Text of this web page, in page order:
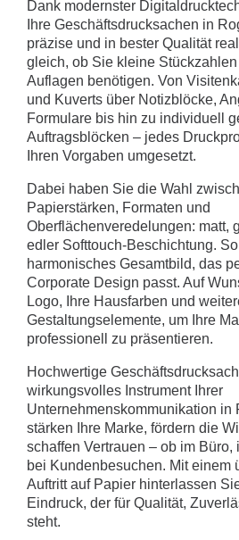
Dank modernster
Ihre Geschäftsdrucksachen in
präzise und in bester Qualität
gleich, ob Sie kleine
Auflagen benötigen. Von
und Kuverts über Notizblöcke,
Formulare bis hin zu individuell
Auftragsblöcken – jedes
Ihren Vorgaben umgesetzt.
Dabei haben Sie die Wahl
Papierstärken, Formaten und
Oberflächenveredelungen: matt,
edler Softtouch-Beschichtung.
harmonisches Gesamtbild, das
Corporate Design passt. Auf
Logo, Ihre Hausfarben und
Gestaltungselemente, um Ihre
professionell zu präsentieren.
Hochwertige
wirkungsvolles Instrument Ihrer
Unternehmenskommunikation in
stärken Ihre Marke, fördern die
schaffen Vertrauen – ob im
bei Kundenbesuchen. Mit einem
Auftritt auf Papier hinterlassen
Eindruck, der für Qualität,
steht.